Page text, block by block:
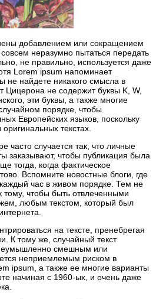
добавлением или сокращением
неразумно пытаться передать
не правильно, используется даже
Lorem ipsum напоминает
не найдете никакого смысла в
Цицерона не содержит буквы K, W,
эти буквы, а также многие
порядке, чтобы
Европейских языков, поскольку
текстах.
часто случается так, что личные
заказывают, чтобы публикация была
тогда, когда фактическое
Вспомните новостные блоги, где
час в живом порядке. Тем не
тому, чтобы быть отвлеченными
любым текстом, который был
на тексте, пренебрегая
К тому же, случайный текст
смешным или
неприемлемым риском в
ipsum, а также ее многие варианты
начиная с 1960-ых, и очень даже